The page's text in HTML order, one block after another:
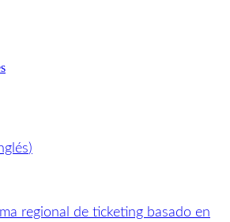
)
regional de ticketing basado en